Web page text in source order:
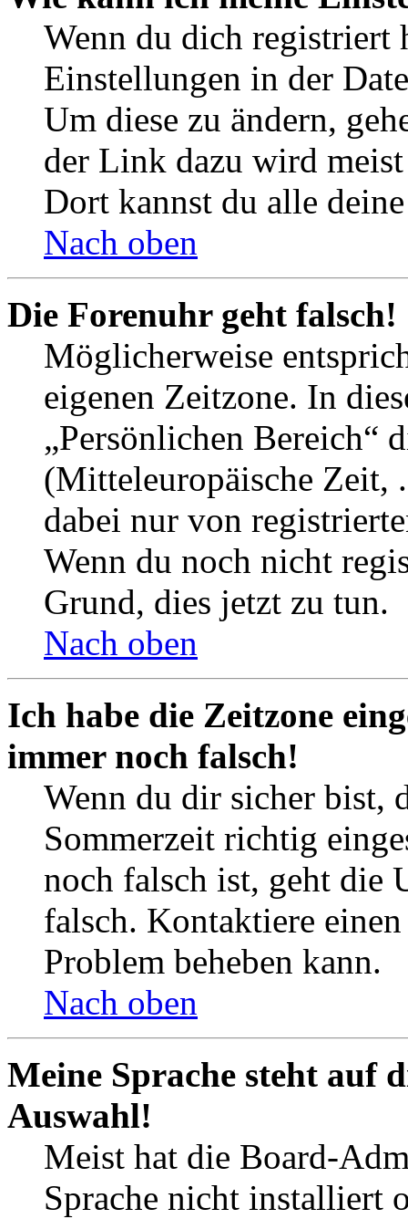
Wenn du dich registriert
Einstellungen in der
Um diese zu ändern,
der Link dazu wird
Dort kannst du alle
Nach oben
Die Forenuhr geht falsch!
Möglicherweise
eigenen Zeitzone. In
„Persönlichen Bereich“
(Mitteleuropäische Zeit,
dabei nur von
Wenn du noch nicht
Grund, dies jetzt zu tun.
Nach oben
Ich habe die Zeitzone
immer noch falsch!
Wenn du dir sicher bist,
Sommerzeit richtig
noch falsch ist, geht die
falsch. Kontaktiere
Problem beheben kann.
Nach oben
Meine Sprache steht auf
Auswahl!
Meist hat die Board-
Sprache nicht installiert